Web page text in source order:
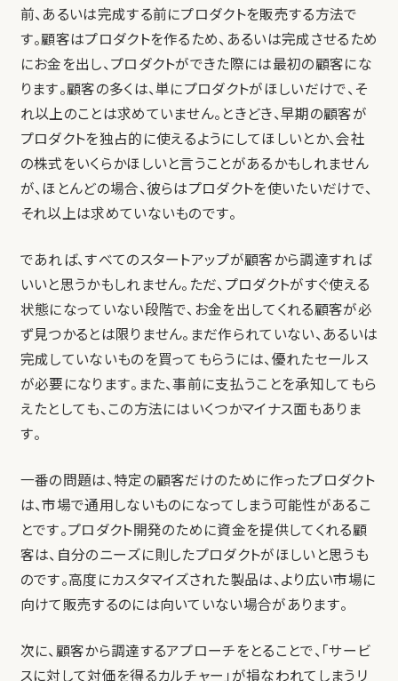
前、あるいは完成する前にプロダクトを販売する方法で
す。顧客はプロダクトを作るため、あるいは完成させるため
にお金を出し、プロダクトができた際には最初の顧客にな
ります。顧客の多くは、単にプロダクトがほしいだけで、そ
れ以上のことは求めていません。ときどき、早期の顧客が
プロダクトを独占的に使えるようにしてほしいとか、会社
の株式をいくらかほしいと言うことがあるかもしれません
が、ほとんどの場合、彼らはプロダクトを使いたいだけで、
それ以上は求めていないものです。
であれば、すべてのスタートアップが顧客から調達すれば
いいと思うかもしれません。ただ、プロダクトがすぐ使える
状態になっていない段階で、お金を出してくれる顧客が必
ず見つかるとは限りません。まだ作られていない、あるいは
完成していないものを買ってもらうには、優れたセールス
が必要になります。また、事前に支払うことを承知してもら
えたとしても、この方法にはいくつかマイナス面もありま
す。
一番の問題は、特定の顧客だけのために作ったプロダクト
は、市場で通用しないものになってしまう可能性があるこ
とです。プロダクト開発のために資金を提供してくれる顧
客は、自分のニーズに則したプロダクトがほしいと思うも
のです。高度にカスタマイズされた製品は、より広い市場に
向けて販売するのには向いていない場合があります。
次に、顧客から調達するアプローチをとることで、「サービ
スに対して対価を得るカルチャー」が損なわれてしまうリ